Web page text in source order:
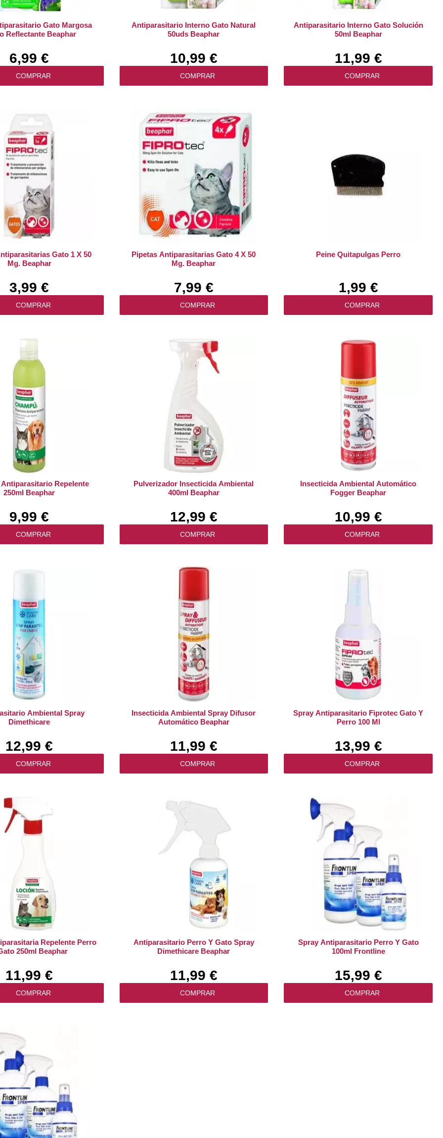
Gato Margosa
Reflectante Beaphar
6,99 €
COMPRAR
Antiparasitario Interno Gato Natural
50uds Beaphar
10,99 €
COMPRAR
Antiparasitario Interno Gato Solución
50ml Beaphar
11,99 €
COMPRAR
Gato 1 X 50
Mg. Beaphar
3,99 €
COMPRAR
Pipetas Antiparasitarias Gato 4 X 50
Mg. Beaphar
7,99 €
COMPRAR
Peine Quitapulgas Perro
1,99 €
COMPRAR
Repelente
250ml Beaphar
9,99 €
COMPRAR
Pulverizador Insecticida Ambiental
400ml Beaphar
12,99 €
COMPRAR
Insecticida Ambiental Automático
Fogger Beaphar
10,99 €
COMPRAR
Ambiental Spray
Dimethicare
12,99 €
COMPRAR
Insecticida Ambiental Spray Difusor
Automático Beaphar
11,99 €
COMPRAR
Spray Antiparasitario Fiprotec Gato Y
Perro 100 Ml
13,99 €
COMPRAR
Repelente Perro
250ml Beaphar
11,99 €
COMPRAR
Antiparasitario Perro Y Gato Spray
Dimethicare Beaphar
11,99 €
COMPRAR
Spray Antiparasitario Perro Y Gato
100ml Frontline
15,99 €
COMPRAR